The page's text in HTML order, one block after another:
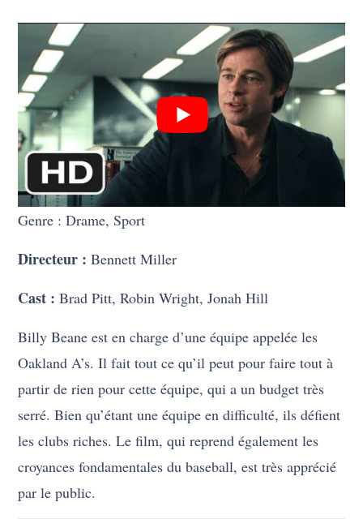
Genre : Drame, Sport
Directeur :Bennett Miller
Cast :Brad Pitt, Robin Wright, Jonah Hill
Billy Beane est en charge d’une équipe appelée les
Oakland A’s. Il fait tout ce qu’il peut pour faire tout à
partir de rien pour cette équipe, qui a un budget très
serré. Bien qu’étant une équipe en difficulté, ils défient
les clubs riches. Le film, qui reprend également les
croyances fondamentales du baseball, est très apprécié
par le public.